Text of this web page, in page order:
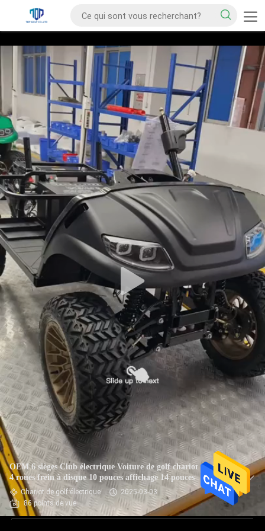
OEM 6 sièges Club électrique Voiture de golf chariot sans clé
4 roues frein à disque 10 pouces affichage 14 pouces
Chariot de golf électrique
2025-03-03
86 points de vue